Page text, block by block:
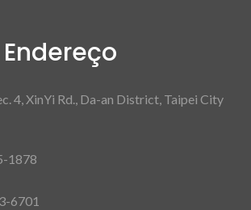
4, XinYi Rd., Da-an District, Taipei City
1878
6701